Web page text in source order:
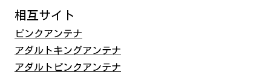
相互サイト
ピンクアンテナ
アダルトキングアンテナ
アダルトピンクアンテナ